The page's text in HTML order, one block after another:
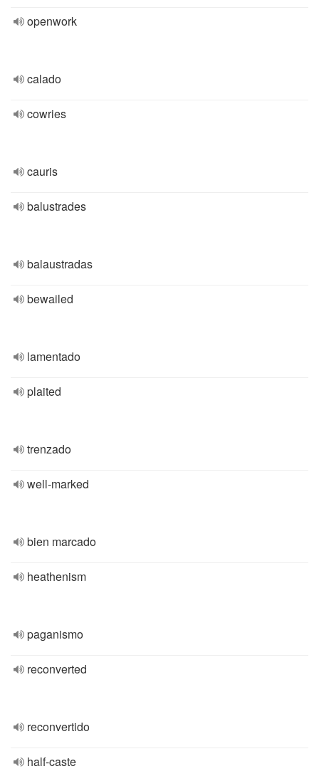
openwork
calado
cowries
cauris
balustrades
balaustradas
bewailed
lamentado
plaited
trenzado
well-marked
bien marcado
heathenism
paganismo
reconverted
reconvertido
half-caste